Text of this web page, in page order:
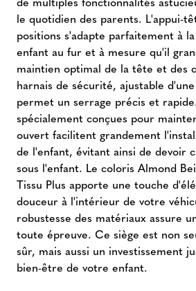
le quotidien des parents. L'appui-
positions s'adapte parfaitement à
enfant au fur et à mesure qu'il
maintien optimal de la tête et des
harnais de sécurité, ajustable
permet un serrage précis et
spécialement conçues pour
ouvert facilitent grandement
de l'enfant, évitant ainsi de devoir
sous l'enfant. Le coloris Almond
Tissu Plus apporte une touche
douceur à l'intérieur de votre
robustesse des matériaux assure
toute épreuve. Ce siège est non
sûr, mais aussi un investissement
bien-être de votre enfant.